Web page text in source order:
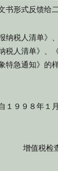
书形式反馈给二
人清单》、
税人清单》、
特急通知》的
９８年１月
基本